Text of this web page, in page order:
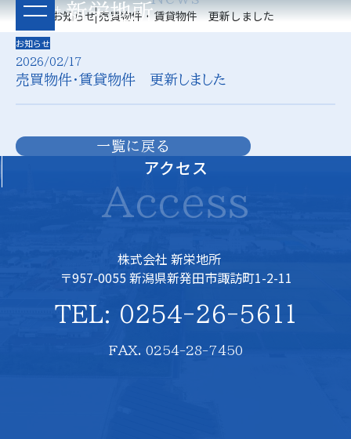
株式会社 新栄地所
ホーム お知らせ 売買物件・賃貸物件 更新しました
お知らせ
2026/02/17
売買物件・賃貸物件 更新しました
一覧に戻る
アクセス
Access
株式会社 新栄地所
〒957-0055 新潟県新発田市諏訪町1-2-11
TEL: 0254-26-5611
FAX. 0254-28-7450